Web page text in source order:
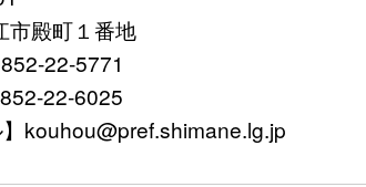
市殿町１番地
22-5771
22-6025
】kouhou@pref.shimane.lg.jp